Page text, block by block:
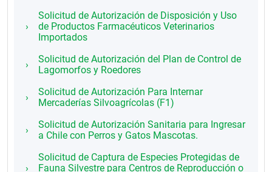
Solicitud de Autorización de Disposición y Uso
de Productos Farmacéuticos Veterinarios
Importados
Solicitud de Autorización del Plan de Control de
Lagomorfos y Roedores
Solicitud de Autorización Para Internar
Mercaderías Silvoagrícolas (F1)
Solicitud de Autorización Sanitaria para Ingresar
a Chile con Perros y Gatos Mascotas.
Solicitud de Captura de Especies Protegidas de
Fauna Silvestre para Centros de Reproducción o